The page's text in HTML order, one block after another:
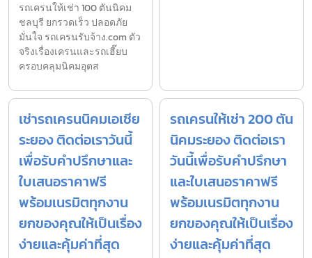
รถเครนให้เช่า 100 ตันนิคม
ชลบุรี ยกรวดเร็ว ปลอดภัย
มั่นใจ รถเครนรับจ้าง.com ตัว
จริงเรื่องเครนและรถเฮี๊ยบ
ครอบคลุมนิคมอุตส
เช่ารถเครนนิคมเอเชีย
ระยอง ติดต่อเราวันนี้
เพื่อรับคำปรึกษาและ
ใบเสนอราคาฟรี
พร้อมเนรมิตทุกงาน
ยกของคุณให้เป็นเรื่อง
ง่ายและคุ้มค่าที่สุด
รถเครนให้เช่า 200 ตัน
นิคมระยอง ติดต่อเรา
วันนี้เพื่อรับคำปรึกษา
และใบเสนอราคาฟรี
พร้อมเนรมิตทุกงาน
ยกของคุณให้เป็นเรื่อง
ง่ายและคุ้มค่าที่สุด